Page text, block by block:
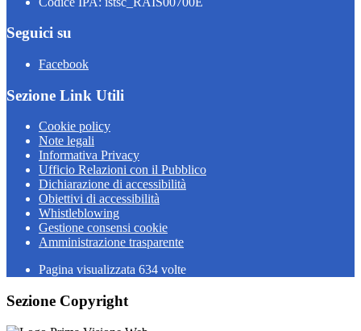
Seguici su
Facebook
Sezione Link Utili
Cookie policy
Note legali
Informativa Privacy
Ufficio Relazioni con il Pubblico
Dichiarazione di accessibilità
Obiettivi di accessibilità
Whistleblowing
Gestione consensi cookie
Amministrazione trasparente
Pagina visualizzata 634 volte
Sezione Copyright